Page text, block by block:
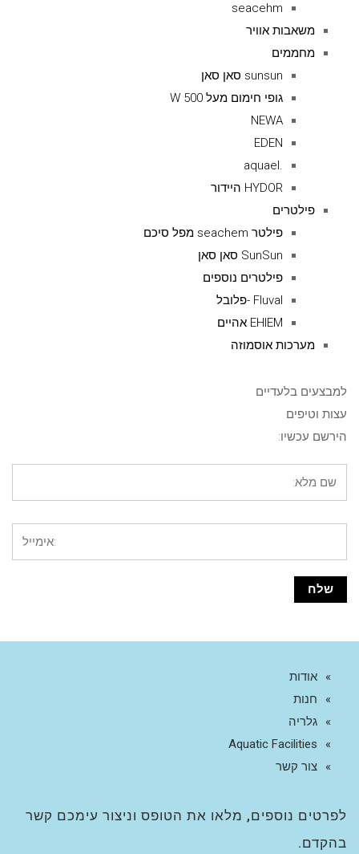
seacehm
משאבות אוויר
מחממים
sunsun סאן סאן
גופי חימום מעל 500 W
NEWA
EDEN
.aquael
HYDOR היידור
פילטרים
פילטר seachem מפל סיכם
SunSun סאן סאן
פילטרים נוספים
Fluval -פלובל
EHIEM אהיים
מערכות אוסמוזה
למבצעים בלעדיים
עצות וטיפים
הירשם עכשיו:
אודות
חנות
גלריה
Aquatic Facilities
צור קשר
לפרטים נוספים, מלאו את הטופס וניצור עימכם קשר
בהקדם.